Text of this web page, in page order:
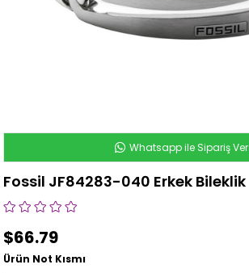
Whatsapp ile Sipariş Ver
Fossil JF84283-040 Erkek Bileklik
$66.79
Ürün Not Kısmı